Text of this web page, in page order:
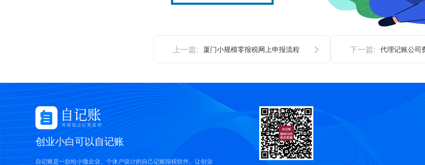
上一篇: 厦门小规模零报税网上申报流程 下一篇: 代理记账公司
创业小白可以自记账
自记账是一款给小微企业、个体户设计的自己记账报税软件。让创业